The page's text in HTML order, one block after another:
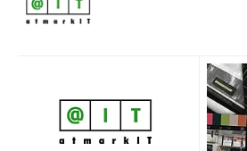
岡島氏は過去に作った「事業計画書」
の意味でも、新たな取り組みを行う際に
拠」を残しておくことが重要だという。
今回の振り返りを通じて、岡島氏は自